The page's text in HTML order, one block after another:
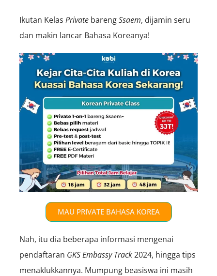
Ikutan Kelas Private barengSsaem, dijamin seru
dan makin lancar Bahasa Koreanya!
MAU PRIVATE BAHASA KOREA
Nah, itu dia beberapa informasi mengenai
pendaftaran GKSEmbassy Track2024, hingga tips
menaklukkannya. Mumpung beasiswa ini masih